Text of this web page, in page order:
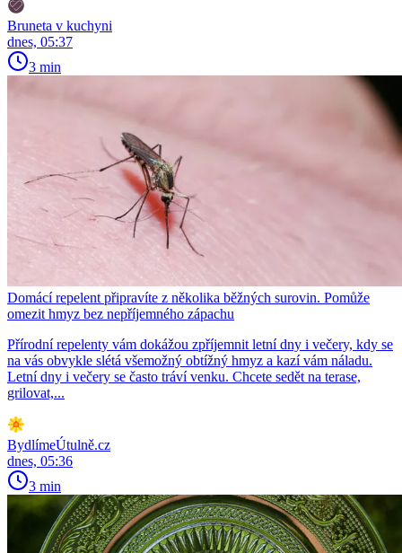
Bruneta v kuchyni
dnes, 05:37
3 min
Domácí repelent připravíte z několika běžných surovin. Pomůže
omezit hmyz bez nepříjemného zápachu
Přírodní repelenty vám dokážou zpříjemnit letní dny i večery, kdy se
na vás obvykle slétá všemožný obtížný hmyz a kazí vám náladu.
Letní dny i večery se často tráví venku. Chcete sedět na terase,
grilovat,...
BydlímeÚtulně.cz
dnes, 05:36
3 min